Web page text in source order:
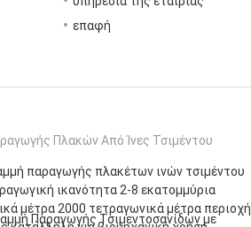
επαφή
Πλακών Από Ίνες Τσιμέντου
παραγωγής πλακέτων ινών τσιμέντου
ικανότητα 2-8 εκατομμύρια
μέτρα 2000 τετραγωνικά μέτρα περιοχή
Παραγωγής Τσιμεντοσανίδων με